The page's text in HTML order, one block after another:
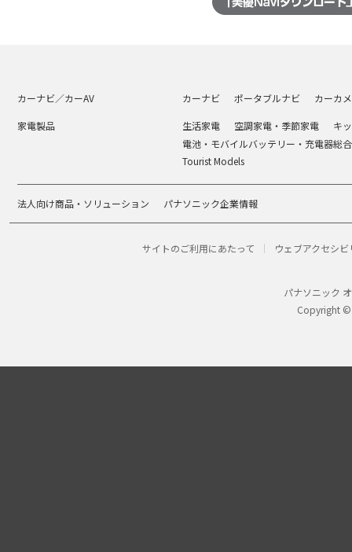
カーナビ／カーAV カーナビ ポータブルナビ カーカ
家電製品 生活家電 空調家電・季節家電
キ
電池・モバイルバッテリー・充電器総合
Tourist Models
法人向け商品・ソリューション パナソニック企業情報
サイトのご利用にあたって ウェブアクセシ
パナソニック
Copyright ©